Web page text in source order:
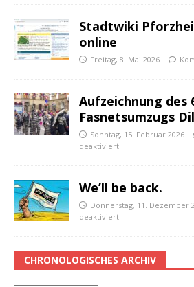
Stadtwiki
online
Freitag, 8. Mai 2026
Aufzeichnung des
Fasnetsumzugs
Sonntag, 15. Februar 2026
deaktiviert
We’ll be back.
Donnerstag, 11. Dezember
deaktiviert
CHRONOLOGISCHES ARCHIV